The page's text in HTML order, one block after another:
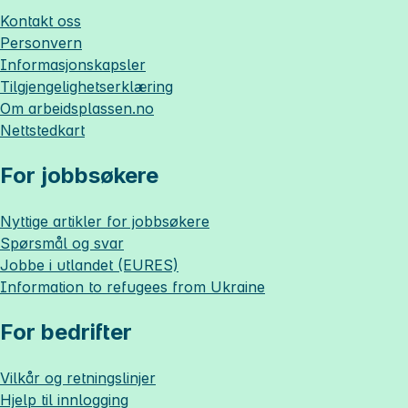
Kontakt oss
Personvern
Informasjonskapsler
Tilgjengelighetserklæring
Om arbeidsplassen.no
Nettstedkart
For jobbsøkere
Nyttige artikler for jobbsøkere
Spørsmål og svar
Jobbe i utlandet (EURES)
Information to refugees from Ukraine
For bedrifter
Vilkår og retningslinjer
Hjelp til innlogging